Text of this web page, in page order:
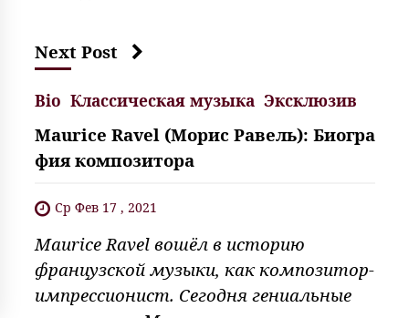
Next Post
Bio Классическая музыка Эксклюзив
Maurice Ravel (Морис Равель): Биогра
фия композитора
Ср Фев 17 , 2021
Maurice Ravel вошёл в историю
французской музыки, как композитор-
импрессионист. Сегодня гениальные